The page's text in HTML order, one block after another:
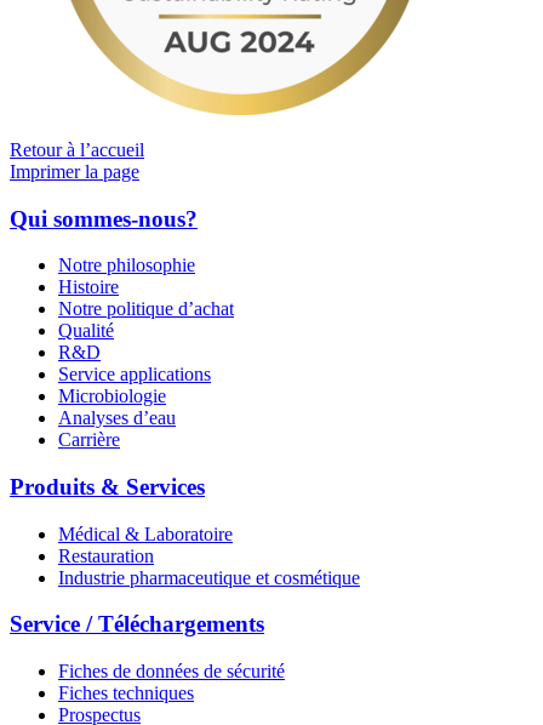
Retour à l’accueil
Imprimer la page
Qui sommes-nous?
Notre philosophie
Histoire
Notre politique d’achat
Qualité
R&D
Service applications
Microbiologie
Analyses d’eau
Carrière
Produits & Services
Médical & Laboratoire
Restauration
Industrie pharmaceutique et cosmétique
Service / Téléchargements
Fiches de données de sécurité
Fiches techniques
Prospectus